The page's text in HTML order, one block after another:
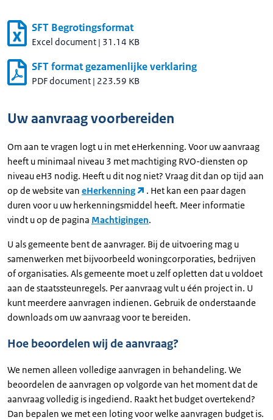
SFT Begrotingsformat
Excel document | 31.14 KB
SFT format gezamenlijke verklaring
PDF document | 223.59 KB
Uw aanvraag voorbereiden
Om aan te vragen logt u in met eHerkenning. Voor uw aanvraag
heeft u minimaal niveau 3 met machtiging RVO-diensten op
niveau eH3 nodig. Heeft u dit nog niet? Vraag dit dan op tijd aan
op de website van eHerkenning
. Het kan een paar dagen
duren voor u uw herkenningsmiddel heeft. Meer informatie
vindt u op de pagina Machtigingen.
U als gemeente bent de aanvrager. Bij de uitvoering mag u
samenwerken met bijvoorbeeld woningcorporaties, bedrijven
of organisaties. Als gemeente moet u zelf opletten dat u voldoet
aan de staatssteunregels. Per aanvraag vult u één project in. U
kunt meerdere aanvragen indienen. Gebruik de onderstaande
downloads om uw aanvraag voor te bereiden.
Hoe beoordelen wij de aanvraag?
We nemen alleen volledige aanvragen in behandeling. We
beoordelen de aanvragen op volgorde van het moment dat de
aanvraag volledig is ingediend. Raakt het budget overtekend?
Dan bepalen we met een loting voor welke aanvragen budget is.